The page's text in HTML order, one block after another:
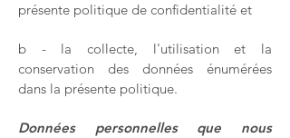
présente politique de confidentialité et
b - la collecte, l'utilisation et la
conservation des données énumérées
dans la présente politique.
Données personnelles que nous